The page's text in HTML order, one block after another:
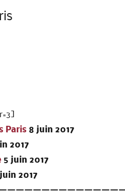
Paris 8 juin 2017
2017
5 juin 2017
2017